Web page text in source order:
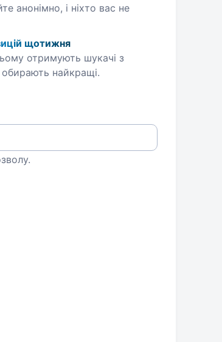
анонімно, і ніхто вас не
щотижня
отримують шукачі з
найкращі.